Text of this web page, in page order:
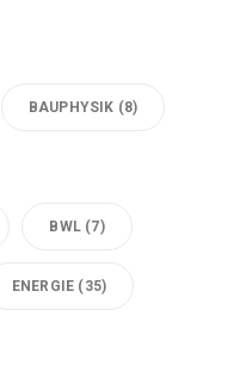
BAUPHYSIK (8)
BWL (7)
ENERGIE (35)